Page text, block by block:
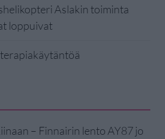
Aslakin toiminta
loppuivat
– Finnairin lento AY87 jo